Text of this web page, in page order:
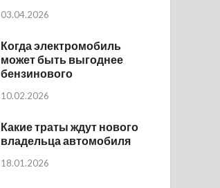
03.04.2026
Когда электромобиль
может быть выгоднее
бензинового
10.02.2026
Какие траты ждут нового
владельца автомобиля
18.01.2026